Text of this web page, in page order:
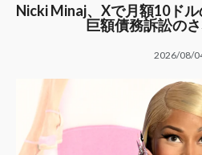
Nicki Minaj、Xで月額10ド
巨額債務訴訟の
2026/08/